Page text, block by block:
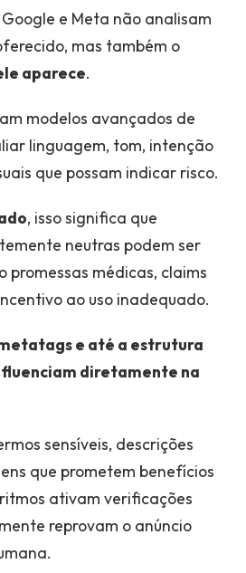
e Meta não analisam
mas também o
aparece.
modelos avançados de
linguagem, tom, intenção
que possam indicar risco.
, isso significa que
neutras podem ser
promessas médicas, claims
ao uso inadequado.
e até a estrutura
diretamente na
sensíveis, descrições
que prometem benefícios
ativam verificações
reprovam o anúncio